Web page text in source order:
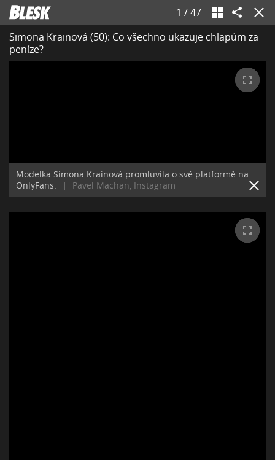
1 /47
Simona Krainová (50): Co všechno ukazuje chlapům za
peníze?
Modelka Simona Krainová promluvila o své platformě na
OnlyFans.
| Pavel Machan, Instagram